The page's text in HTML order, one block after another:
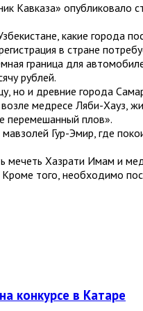
Кавказа»
какие города
в стране
граница для
рублей.
но и древние города
медресе Ляби-Хауз,
перемешанный плов».
Гур-Эмир, где
Хазрати Имам и
того, необходимо
конкурсе в Катаре